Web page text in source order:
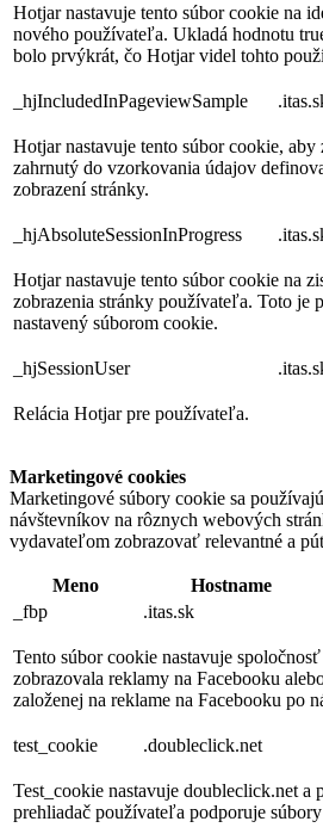
Hotjar nastavuje tento súbor cookie na
nového používateľa. Ukladá hodnotu
bolo prvýkrát, čo Hotjar videl tohto
_hjIncludedInPageviewSample
Hotjar nastavuje tento súbor cookie,
zahrnutý do vzorkovania údajov
zobrazení stránky.
_hjAbsoluteSessionInProgress
Hotjar nastavuje tento súbor cookie na
zobrazenia stránky používateľa. Toto je
nastavený súborom cookie.
_hjSessionUser
Relácia Hotjar pre používateľa.
Marketingové cookies
Marketingové súbory cookie sa
návštevníkov na rôznych webových
vydavateľom zobrazovať relevantné a
Meno Hostname
_fbp
.itas.sk
Tento súbor cookie nastavuje
zobrazovala reklamy na Facebooku
založenej na reklame na Facebooku po
test_cookie .doubleclick.net
Test_cookie nastavuje doubleclick.net a
prehliadač používateľa podporuje